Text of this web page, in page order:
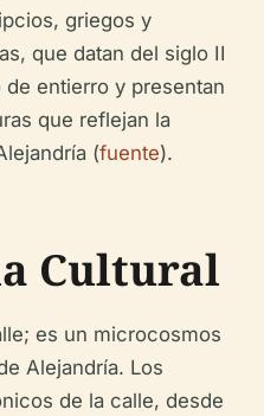
griegos y
que datan del siglo II
entierro y presentan
que reflejan la
(fuente).
Cultural
Alejandría. Los
de la calle, desde